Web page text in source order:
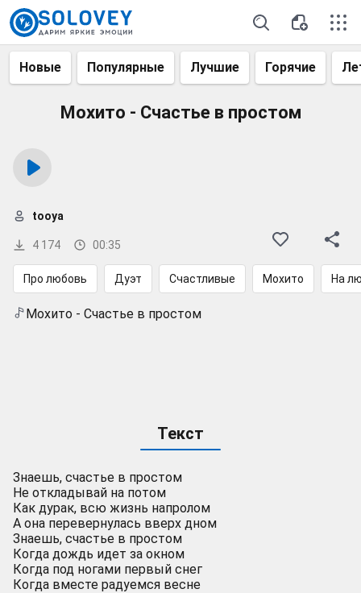
Новые Популярные Лучшие Горячие
Мохито - Счастье в простом
4 174 00:35
tooya
Про любовь Дуэт Счастливые Мохито На
Мохито - Счастье в простом
Текст
Знаешь, счастье в простом
Не откладывай на потом
Как дурак, всю жизнь напролом
А она перевернулась вверх дном
Знаешь, счастье в простом
Когда дождь идет за окном
Когда под ногами первый снег
Когда вместе радуемся весне